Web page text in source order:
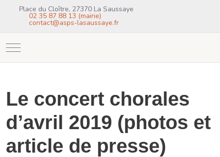
Place du Cloître, 27370 La Saussaye
02 35 87 88 13 (mairie)
contact@asps-lasaussaye.fr
Mobile Menu Toggle
Le concert chorales
d’avril 2019 (photos et
article de presse)